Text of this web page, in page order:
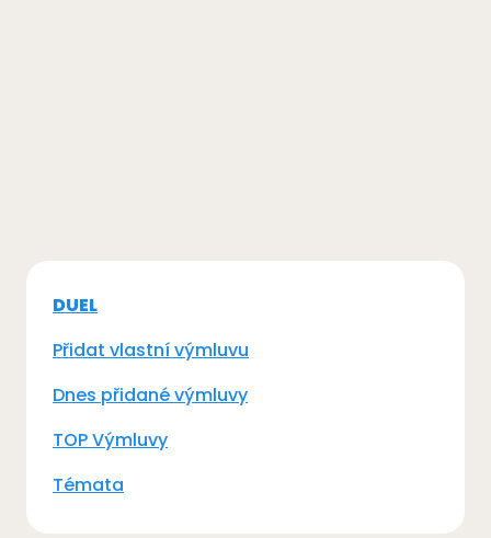
DUEL
Přidat vlastní výmluvu
Dnes přidané výmluvy
TOP Výmluvy
Témata